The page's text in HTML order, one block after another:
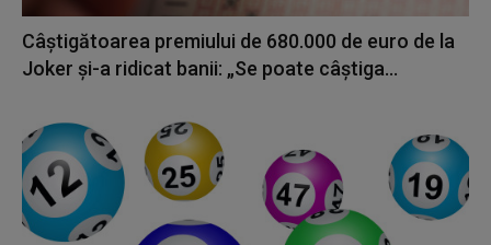
Câștigătoarea premiului de 680.000 de euro de la
Joker și-a ridicat banii: „Se poate câștiga...